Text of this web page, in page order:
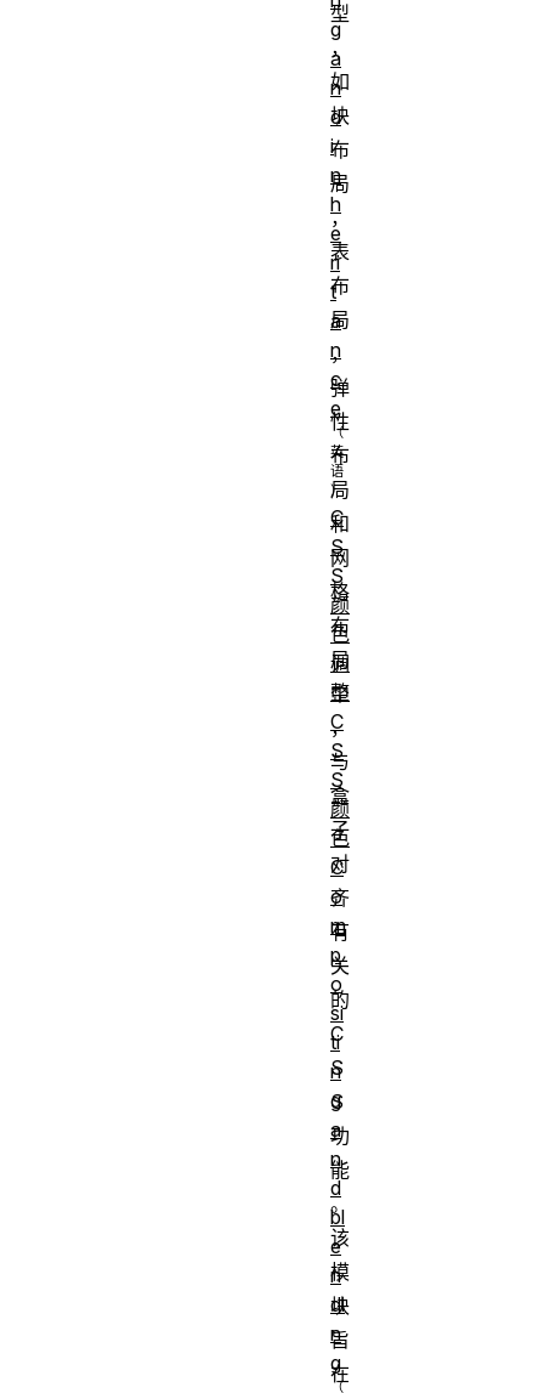
型
，
如
块
布
局
，
表
布
局
，
弹
性
布
局
和
网
格
布
局
中
，
与
盒
子
对
齐
有
关
的
C
S
S
功
能
。
该
模
块
旨
在
g
a
n
d
i
n
h
e
ri
t
a
n
c
e
C
S
S
颜
色
调
整
C
S
S
颜
色
C
o
m
p
o
si
ti
n
g
a
n
d
bl
e
n
di
n
g